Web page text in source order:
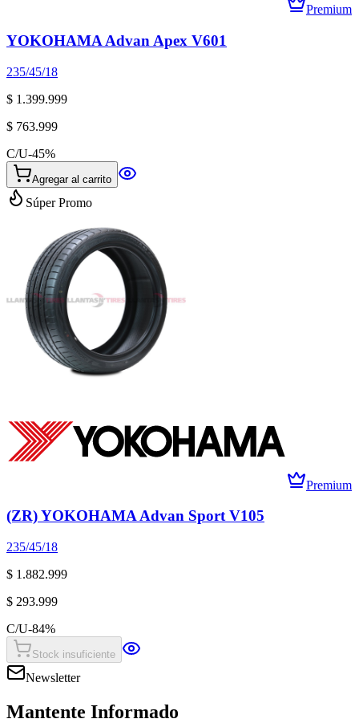
Premium
YOKOHAMA Advan Apex V601
235/45/18
$ 1.399.999
$ 763.999
C/U-45%
Agregar al carrito
Súper Promo
Premium
(ZR) YOKOHAMA Advan Sport V105
235/45/18
$ 1.882.999
$ 293.999
C/U-84%
Stock insuficiente
Newsletter
Mantente Informado